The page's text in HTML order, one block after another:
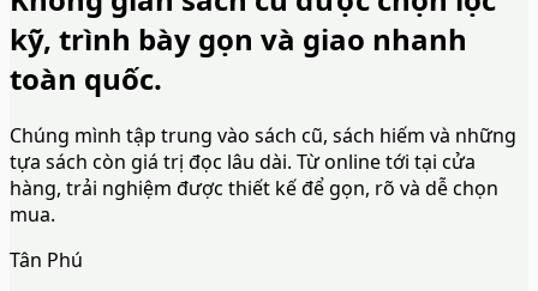
kỹ, trình bày gọn và giao nhanh
toàn quốc.
Chúng mình tập trung vào sách cũ, sách hiếm và những
tựa sách còn giá trị đọc lâu dài. Từ online tới tại cửa
hàng, trải nghiệm được thiết kế để gọn, rõ và dễ chọn
mua.
Tân Phú